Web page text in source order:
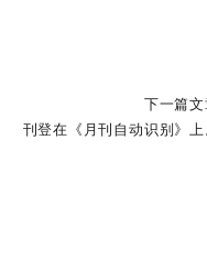
下一篇
刊登在《月刊自动识别》